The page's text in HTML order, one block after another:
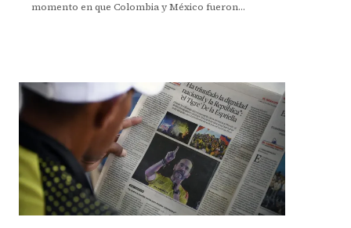
momento en que Colombia y México fueron